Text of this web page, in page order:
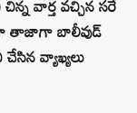
వార్త వచ్చిన సరే
తాజాగా బాలీవుడ్
వ్యాఖ్యలు